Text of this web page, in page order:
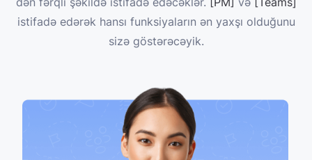
istifadə edərək hansı funksiyaların ən yaxşı olduğunu
sizə göstərəcəyik.